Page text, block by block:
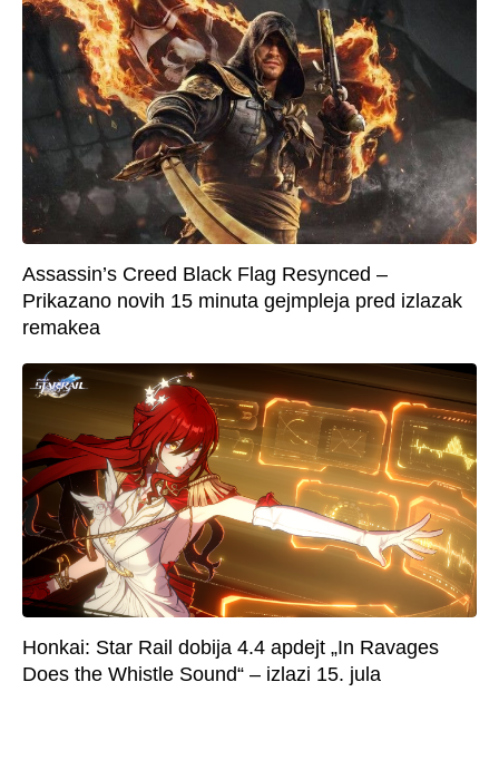
Assassin’s Creed Black Flag Resynced –
Prikazano novih 15 minuta gejmpleja pred izlazak
remakea
Honkai: Star Rail dobija 4.4 apdejt „In Ravages
Does the Whistle Sound“ – izlazi 15. jula